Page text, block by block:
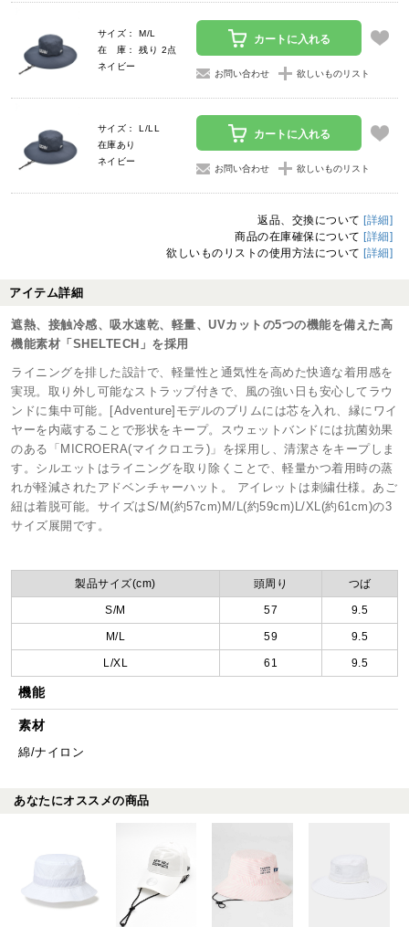
サイズ： M/L
在 庫： 残り 2点
ネイビー
カートに入れる
お問い合わせ 欲しいものリスト
サイズ： L/LL
在庫あり
ネイビー
カートに入れる
お問い合わせ 欲しいものリスト
返品、交換について [詳細]
商品の在庫確保について [詳細]
欲しいものリストの使用方法について [詳細]
アイテム詳細
遮熱、接触冷感、吸水速乾、軽量、UVカットの5つの機能を備えた高
機能素材「SHELTECH」を採用
ライニングを排した設計で、軽量性と通気性を高めた快適な着用感を
実現。取り外し可能なストラップ付きで、風の強い日も安心してラウ
ンドに集中可能。[Adventure]モデルのブリムには芯を入れ、縁にワイ
ヤーを内蔵することで形状をキープ。スウェットバンドには抗菌効果
のある「MICROERA(マイクロエラ)」を採用し、清潔さをキープしま
す。シルエットはライニングを取り除くことで、軽量かつ着用時の蒸
れが軽減されたアドベンチャーハット。 アイレットは刺繍仕様。あご
紐は着脱可能。サイズはS/M(約57cm)M/L(約59cm)L/XL(約61cm)の3
サイズ展開です。
製品サイズ(cm) 頭周り つば
S/M 57 9.5
M/L 59 9.5
L/XL 61 9.5
機能
素材
綿/ナイロン
あなたにオススメの商品